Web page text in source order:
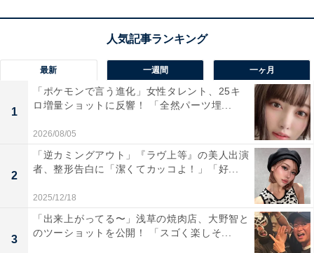
最新 一週間 一ヶ月
1
「ポケモンで言う進化」女性タレント、25キ
ロ増量ショットに反響！ 「全然パーツ埋...
2026/08/05
2
「逆カミングアウト」『ラヴ上等』の美人出演
者、整形告白に「潔くてカッコよ！」「好...
2025/12/18
3
「出来上がってる〜」浅草の焼肉店、大野智と
のツーショットを公開！ 「スゴく楽しそ...